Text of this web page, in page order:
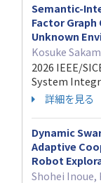
Semantic-
Factor
Unknown
Kosuke
2026 IEEE/
System
詳細を見る
Dynamic
Adaptive
Robot
Shohei Inoue,